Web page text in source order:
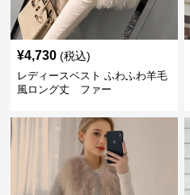
¥4,730 (税込)
レディースベスト ふわふわ羊毛
風ロング丈 ファー